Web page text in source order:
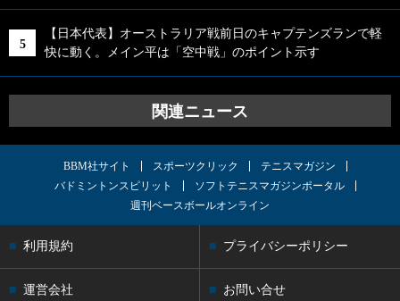
【日本代表】オーストラリア戦前日のキャプテンズランで軽
快に動く。メイン平は「空中戦」のポイント示す
関連ニュース
BBM社サイト スポーツクリック
テニスマガジン
バドミントンスピリット
ソフトテニスマガジンポータル
週刊ベースボールオンライン
利用規約 プライバシーポリシー
運営会社 お問い合せ